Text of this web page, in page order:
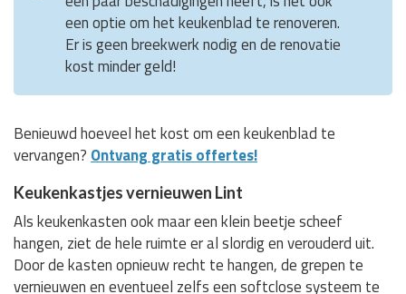
een optie om het keukenblad te renoveren.
Er is geen breekwerk nodig en de renovatie
kost minder geld!
Benieuwd hoeveel het kost om een keukenblad te
vervangen? Ontvang gratis offertes!
Keukenkastjes vernieuwen Lint
Als keukenkasten ook maar een klein beetje scheef
hangen, ziet de hele ruimte er al slordig en verouderd uit.
Door de kasten opnieuw recht te hangen, de grepen te
vernieuwen en eventueel zelfs een softclose systeem te